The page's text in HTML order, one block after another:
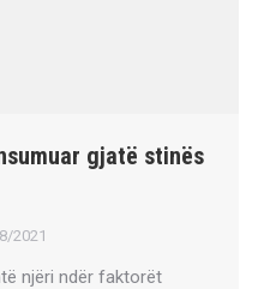
gjatë stinës
2021
njëri ndër faktorët